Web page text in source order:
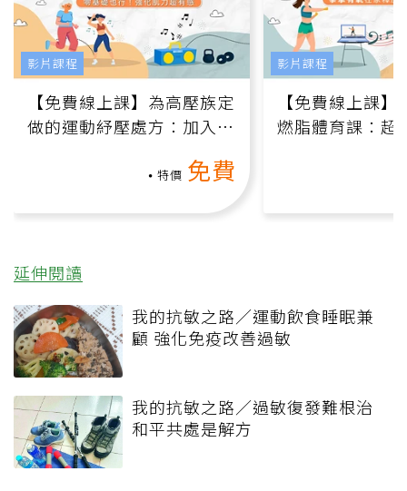
【免費線上課】為高壓族定
做的運動紓壓處方：加入行
特價 免費
影片課程
【免費線上課
燃脂體育課：超
影片課程
延伸閱讀
我的抗敏之路／運動飲食睡眠兼
顧 強化免疫改善過敏
我的抗敏之路／過敏復發難根治
和平共處是解方